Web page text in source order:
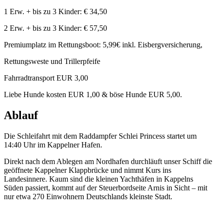
1 Erw. + bis zu 3 Kinder: € 34,50
2 Erw. + bis zu 3 Kinder: € 57,50
Premiumplatz im Rettungsboot: 5,99€ inkl. Eisbergversicherung,
Rettungsweste und Trillerpfeife
Fahrradtransport EUR 3,00
Liebe Hunde kosten EUR 1,00 & böse Hunde EUR 5,00.
Ablauf
Die Schleifahrt mit dem Raddampfer Schlei Princess startet um
14:40 Uhr im Kappelner Hafen.
Direkt nach dem Ablegen am Nordhafen durchläuft unser Schiff die
geöffnete Kappelner Klappbrücke und nimmt Kurs ins
Landesinnere. Kaum sind die kleinen Yachthäfen in Kappelns
Süden passiert, kommt auf der Steuerbordseite Arnis in Sicht – mit
nur etwa 270 Einwohnern Deutschlands kleinste Stadt.